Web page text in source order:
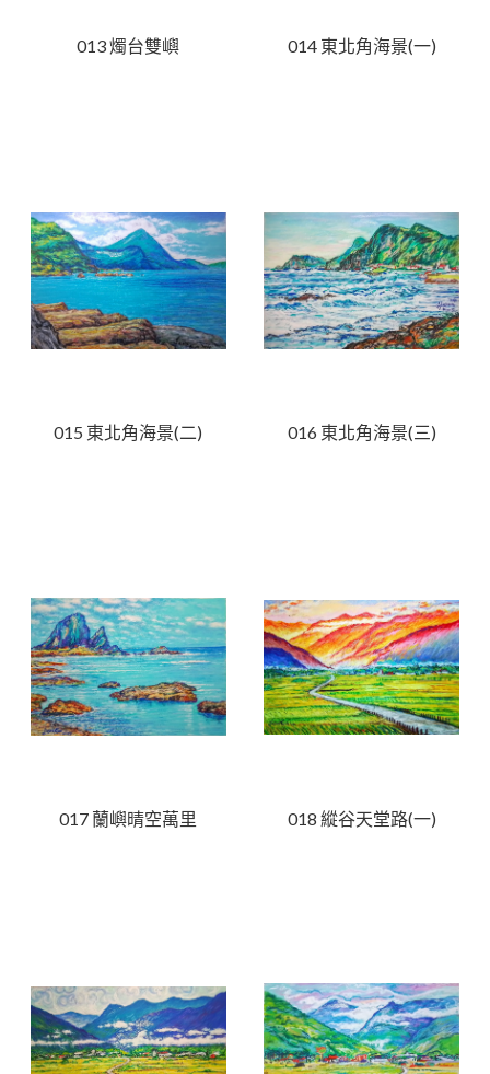
013 燭台雙嶼 014 東北角海景(一)
015 東北角海景(二) 016 東北角海景(三)
017 蘭嶼晴空萬里 018 縱谷天堂路(一)